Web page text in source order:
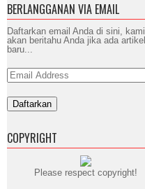
BERLANGGANAN VIA EMAIL
Daftarkan email Anda di sini, kami
akan beritahu Anda jika ada artikel
baru...
Email
Address
COPYRIGHT
Please respect copyright!